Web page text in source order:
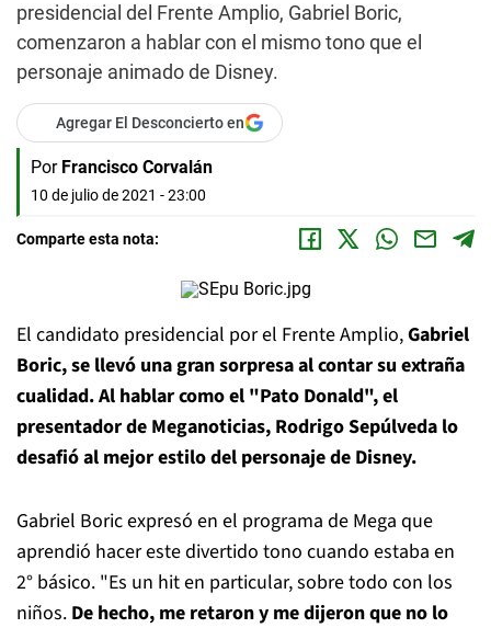
presidencial del Frente Amplio, Gabriel Boric,
comenzaron a hablar con el mismo tono que el
personaje animado de Disney.
Agregar El Desconcierto en
Por Francisco Corvalán
10 de julio de 2021 - 23:00
Comparte esta nota:
El candidato presidencial por el Frente Amplio,Gabriel
Boric, se llevó una gran sorpresa al contar su extraña
cualidad. Al hablar como el "Pato Donald", el
presentador de Meganoticias, Rodrigo Sepúlveda lo
desafió al mejor estilo del personaje de Disney.
Gabriel Boric expresó en el programa de Mega que
aprendió hacer este divertido tono cuando estaba en
2° básico. "Es un hit en particular, sobre todo con los
niños. De hecho, me retaron y me dijeron que no lo